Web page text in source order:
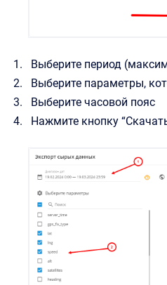
Выберите период
Выберите параметры,
Выберите часовой пояс
Нажмите кнопку